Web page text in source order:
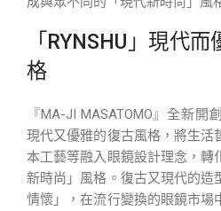
「RYNSHU」現代
格
『MA-JI MASATOMO』全新
現代又優雅的復古風格，將生活
本工藝等融入眼鏡設計理念，轉
新時尚」風格。復古又現代的造
情懷」，在流行變換的眼鏡市場